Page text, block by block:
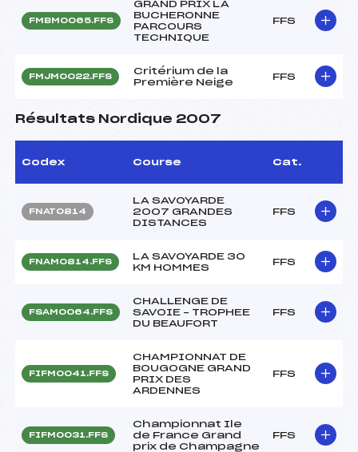
FMBM0065.FFS
GRAND PRIX LA
BUCHERONNE
PARCOURS
TECHNIQUE
FFS
FMJM0022.FFS
Critérium de la
Première Neige
FFS
Résultats Nordique 2007
Codex Course Cat.
FNAT0814
LA SAVOYARDE
2007 GRANDES
DISTANCES
FFS
FNAM0814.FFS
LA SAVOYARDE 30
KM HOMMES
FFS
FSAM0064.FFS
CHALLENGE DE
SAVOIE – TROPHEE
DU BEAUFORT
FFS
FIFM0041.FFS
CHAMPIONNAT DE
BOUGOGNE GRAND
PRIX DES
ARDENNES
FFS
FIFM0031.FFS
Championnat Ile
de France Grand
prix de Champagne
FFS